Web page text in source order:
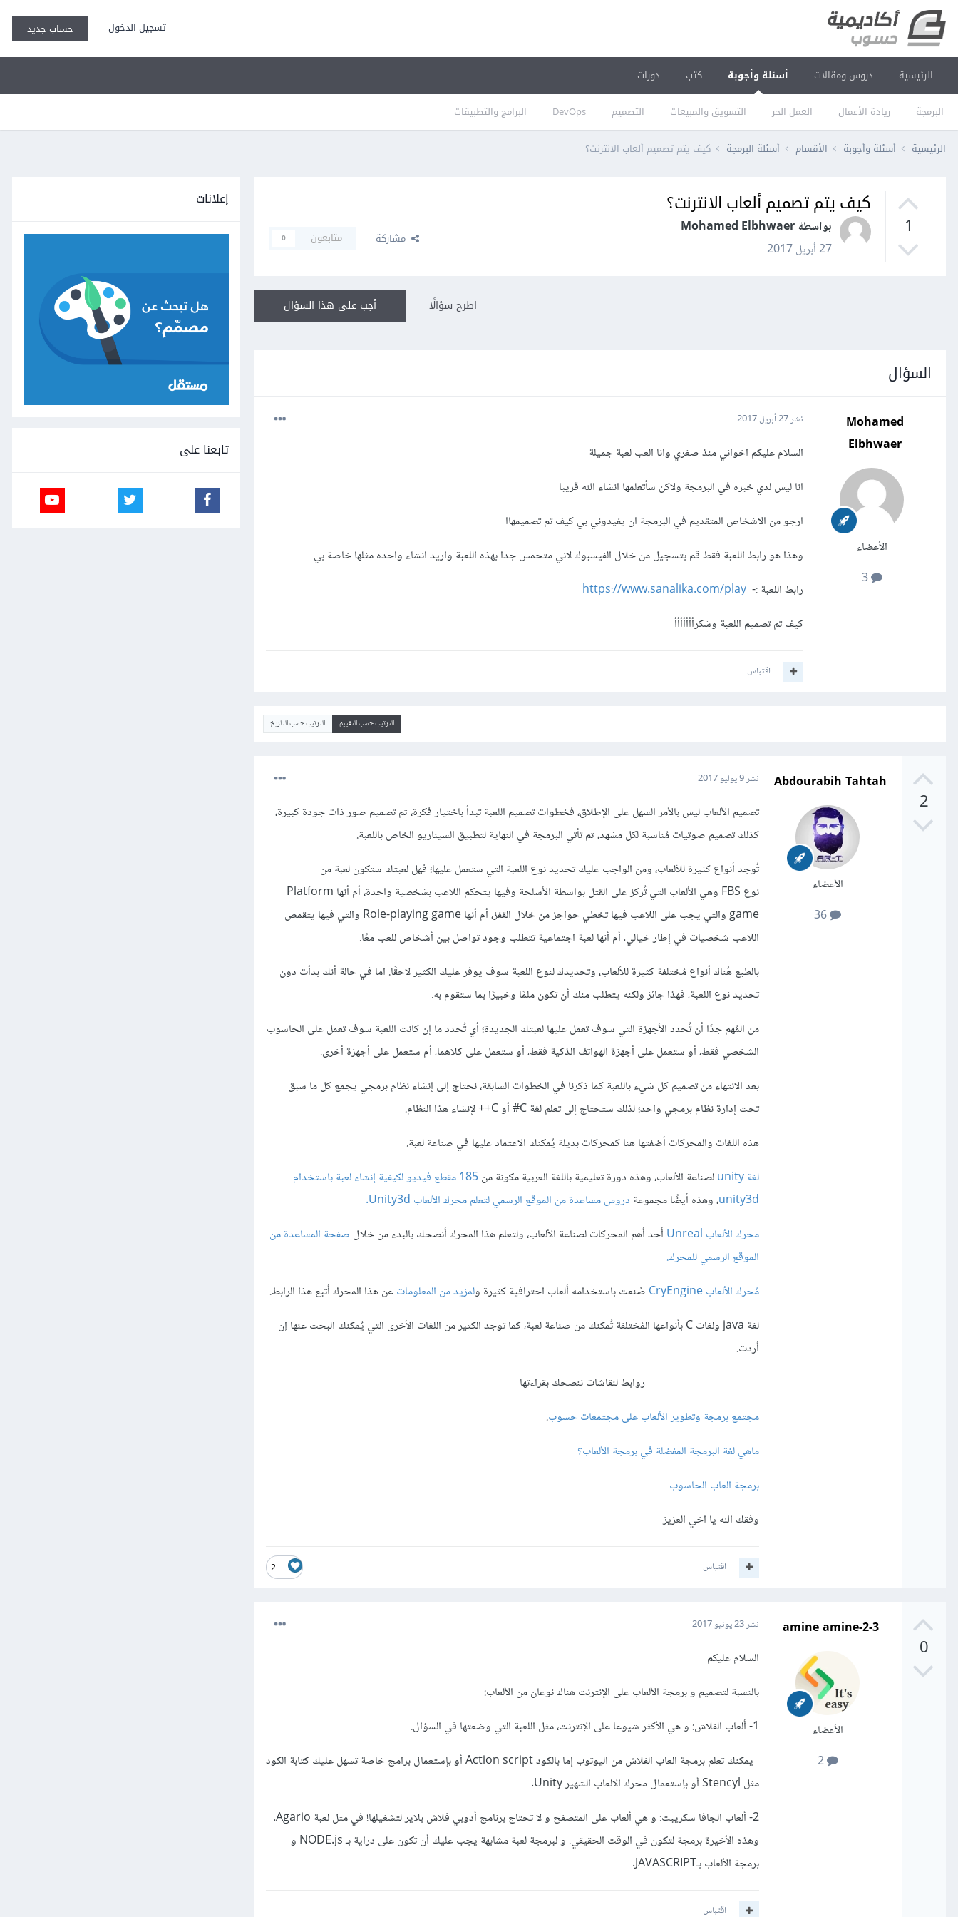
تسجيل الدخول حساب جديد
الرئيسية دروس ومقالات أسئلة وأجوبة
البرمجة ريادة الأعمال العمل الحر التسويق والمبيعات التصميم DevOps البرامج والتطبيقات
كتب دورات
الرئيسية أسئلة وأجوبة الأقسام أسئلة البرمجة كيف يتم تصميم ألعاب الانترنت؟
1
كيف يتم تصميم ألعاب الانترنت؟
بواسطة Mohamed Elbhwaer
27 أبريل 2017
مشاركة متابعون 0
أجب على هذا السؤال اطرح سؤالًا
السؤال
Mohamed
Elbhwaer
الأعضاء
3
نشر27 أبريل 2017
السلام عليكم اخواني منذ صغري وانا العب لعبة جميلة
انا ليس لدي خبره في البرمجة ولاكن سأتعلمها انشاء الله قريبا
ارجو من الاشخاص المتقديم في البرمجة ان يفيدوني بي كيف تم تصميمهاا
وهذا هو رابط اللعبة فقط قم بتسجيل من خلال الفيسبوك لاني متحمس جدا بهذه اللعبة واريد انشاء واحده مثلها خاصة بي
رابط اللعبة :- https://www.sanalika.com/play
كيف تم تصميم اللعبة وشكرأأأأأأأ
اقتباس
الترتيب حسب التقييم الترتيب حسب التاريخ
2
Abdourabih Tahtah
الأعضاء
نشر9 يوليو 2017
تصميم الألعاب ليس بالأمر السهل على الإطلاق، فخطوات تصميم اللعبة تبدأ باختيار فكرة، ثم تصميم صور ذات جودة كبيرة،
كذلك تصميم صوتيات مُناسبة لكل مشهد، ثم تأتي البرمجة في النهاية لتطبيق السيناريو الخاص باللعبة.
تُوجد أنواع كثيرة للألعاب، ومن الواجب عليك تحديد نوع اللعبة التي ستعمل عليها؛ فهل لعبتك ستكون لعبة من
نوع FBS وهي الألعاب التي تُركز على القتل بواسطة الأسلحة وفيها يتحكم اللاعب بشخصية واحدة، أم أنها Platform
game والتي يجب على اللاعب فيها تخطي حواجز من خلال القفز، أم أنها Role-playing game والتي فيها يتقمص
اللاعب شخصيات في إطار خيالي، أم أنها لعبة اجتماعية تتطلب وجود تواصل بين أشخاص للعب معًا.
بالطبع هُناك أنواع مُختلفة كثيرة للألعاب، وتحديدك لنوع اللعبة سوف يوفر عليك الكثير لاحقًا. اما في حالة أنك بدأت دون
تحديد نوع اللعبة، فهذا جائز ولكنه يتطلب منك أن تكون ملمًا وخبيرًا بما ستقوم به.
من المُهم جدًا أن تُحدد الأجهزة التي سوف تعمل عليها لعبتك الجديدة؛ أي تُحدد ما إن كانت اللعبة سوف تعمل على الحاسوب
الشخصي فقط، أو ستعمل على أجهزة الهواتف الذكية فقط، أو ستعمل على كلاهما، أم ستعمل على أجهزة أخرى.
بعد الانتهاء من تصميم كل شيء باللعبة كما ذكرنا في الخطوات السابقة، نحتاج إلى إنشاء نظام برمجي يجمع كل ما سبق
تحت إدارة نظام برمجي واحد؛ لذلك ستحتاج إلى تعلم لغة C# أو C++ لإنشاء هذا النظام.
هذه اللغات والمحركات أضفتها هنا كمحركات بديلة يُمكنك الاعتماد عليها في صناعة لعبة.
لغة unity
لصناعة الألعاب، وهذه دورة تعليمية باللغة العربية مكونة من185 مقطع فيديو لكيفية
إنشاء لعبة باستخدام
unity3d، وهذه أيضًا مجموعة دروس مساعدة من الموقع الرسمي لتعلم محرك الألعاب Unity3d.
محرك الألعاب Unreal
أحد أهم المحركات لصناعة الألعاب، ولتعلم هذا المحرك أنصحك بالبدء من خلال صفحة المساعدة من
الموقع الرسمي للمحرك.
مُحرك الألعاب CryEngine
صُنعت باستخدامه ألعاب احترافية كثيرة ولمزيد من المعلوماتعن هذا المحرك أتبع هذا الرابط.
لغة java ولغات C بأنواعها المُختلفة تُمكنك من صناعة لعبة، كما توجد الكثير من اللغات الأخرى التي يٌمكنك البحث عنها إن
أردت.
روابط لنقاشات ننصحك بقراءتها
مجتمع برمجة وتطوير الألعاب على مجتمعات حسوب.
ماهي لغة البرمجة المفضلة في برمجة الألعاب؟
برمجة العاب الحاسوب
وفقك الله يا اخي العزيز
2 اقتباس
0
amine amine-2-3
الأعضاء
2
نشر23 يونيو 2017
السلام عليكم
بالنسبة لتصميم و برمجة الألعاب على الإنترنت هناك نوعان من الألعاب:
1- ألعاب الفلاش: و هي الأكثر شيوعا على الإنترنت، مثل اللعبة التي وضعتها في السؤال.
يمكنك تعلم برمجة العاب الفلاش من اليوتوب إما بالكود Action script أو بإستعمال برامج خاصة تسهل عليك كتابة الكود
مثل Stencyl أو بإستعمال محرك الالعاب الشهير Unity.
2- ألعاب الجافا سكريبت: و هي ألعاب على المتصفح و لا تحتاج برنامج أدوبي فلاش بلاير لتشغيلها! في مثل لعبة Agario،
وهذه الأخيرة برمجة لتكون في الوقت الحقيقي. و لبرمجة لعبة مشابهة يجب عليك أن تكون على دراية بـ NODE.js و
برمجة الألعاب بـJAVASCRIPT.
اقتباس
إعلانات
تابعنا على